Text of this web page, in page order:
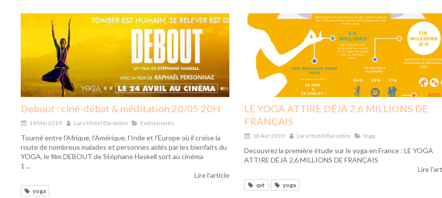
Debout : ciné-débat & méditation 20/05 20H
14 Mai 2019 Lara Histel Barontini Evénements
Tourné entre l'Afrique, l'Amérique, l'Inde et l'Europe où il croise la
route de nombreux malades et personnes aidés par les bienfaits du
YOGA, le film DEBOUT de Stéphane Haskell sort au cinéma
1 ...
Lire l'article
yoga
LE YOGA ATTIRE DÉJÀ 2,6 MILLIONS DE
FRANÇAIS
18 Avr 2019 Lara Histel Barontini Yoga
Decouvrez la première étude sur le yoga en France : LE YOGA
ATTIRE DÉJÀ 2,6 MILLIONS DE FRANÇAIS
Lire
qvt yoga